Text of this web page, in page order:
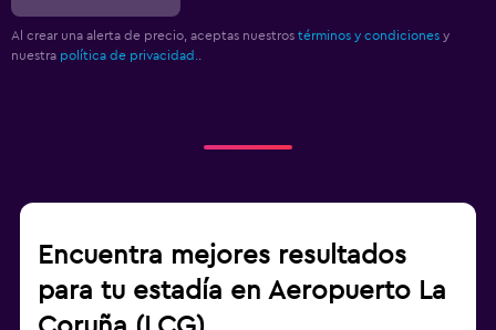
Al crear una alerta de precio, aceptas nuestros términos y condiciones y
nuestra política de privacidad..
Encuentra mejores resultados
para tu estadía en Aeropuerto La